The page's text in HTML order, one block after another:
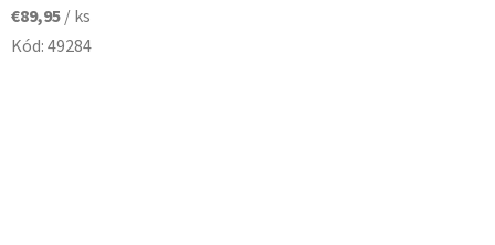
€89,95/ ks
Kód:49284